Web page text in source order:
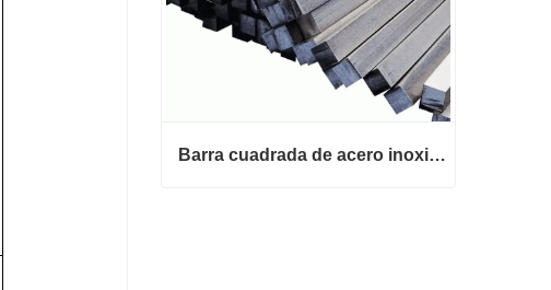
Barra cuadrada de acero inoxidable 316